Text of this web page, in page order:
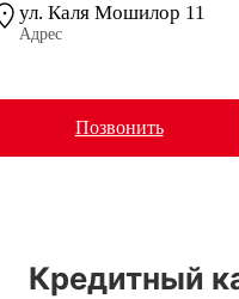
ул. Каля Мошилор 11
Адрес
Позвонить
Кредитный